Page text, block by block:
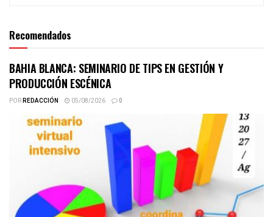
Recomendados
BAHIA BLANCA: SEMINARIO DE TIPS EN GESTIÓN Y
PRODUCCIÓN ESCÉNICA
PORREDACCIÓN 05/08/2026 0